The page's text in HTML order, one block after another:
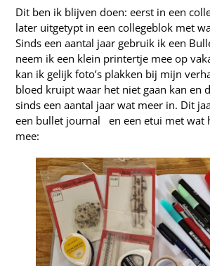
Dit ben ik blijven doen: eerst in een
later uitgetypt in een collegeblok met
Sinds een aantal jaar gebruik ik een
neem ik een klein printertje mee op
kan ik gelijk foto’s plakken bij mijn
bloed kruipt waar het niet gaan kan en
sinds een aantal jaar wat meer in. Dit
een bullet journal en een etui met wat
mee: